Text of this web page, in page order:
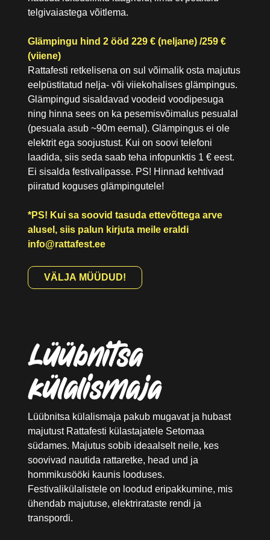
telgivaiastega võitlema.
Glämpingu hind 2 ööd 229 € (neljane) /259 €
(viiene)
Rattafesti retkelisena on sul võimalik osta majutus
eelpüstitatud nelja- või viiekohalises glämpingus.
Glämpingud sisaldavad voodeid voodipesuga
ning hinna sees on ka pesemisvõimalus pesualal
(pesuala asub ~90m eemal). Glämpingus ei ole
elektrit ega soojustust. Kui on soovi telefoni
laadida, siis seda saab teha infopunktis 1 € eest.
Ei sisalda festivalipasse. PS! Hinnad kehtivad
piiratud koguses glämpingutele!
*PS! Kui sa soovid tasuda ettevõttega arve
alusel, siis palun kirjuta meile eraldi
info@rattafest.ee
VÄLJA MÜÜDUD!
Lüübnitsa
külalismaja
Lüübnitsa külalismaja pakub mugavat ja hubast
majutust Rattafesti külastajatele Setomaa
südames. Majutus sobib ideaalselt neile, kes
soovivad nautida rattaretke, head und ja
hommikusööki kaunis looduses.
Festivalikülalistele on loodud eripakkumine, mis
ühendab majutuse, elektrirataste rendi ja
transpordi.